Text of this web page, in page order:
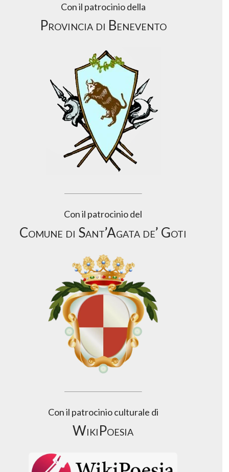
Con il patrocinio della
Provincia di Benevento
Con il patrocinio del
Comune di Sant’Agata de’ Goti
Con il patrocinio culturale di
WikiPoesia